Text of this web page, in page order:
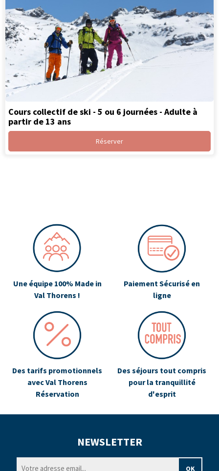
Cours collectif de ski - 5 ou 6 journées - Adulte à
partir de 13 ans
Réserver
Une équipe 100% Made in
Val Thorens !
Paiement Sécurisé en
ligne
Des tarifs promotionnels
avec Val Thorens
Réservation
Des séjours tout compris
pour la tranquillité
d'esprit
NEWSLETTER